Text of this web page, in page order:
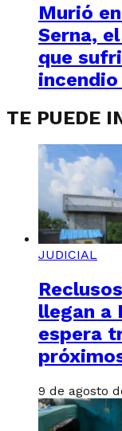
Murió
Serna,
que
TE PUEDE
JUDICIAL
llegan a
espera
9 de agosto